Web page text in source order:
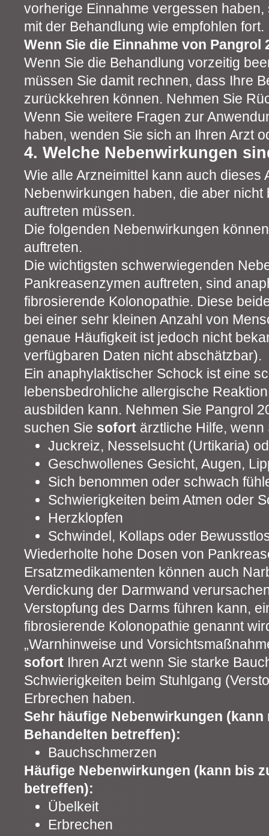
vorherige Einnahme vergessen
mit der Behandlung wie empfohlen fort.
Wenn Sie die Einnahme von Pangrol
Wenn Sie die Behandlung vorzeitig
müssen Sie damit rechnen, dass Ihre
zurückkehren können. Nehmen Sie
Wenn Sie weitere Fragen zur
haben, wenden Sie sich an Ihren Arzt
4. Welche Nebenwirkungen
Wie alle Arzneimittel kann auch dieses
Nebenwirkungen haben, die aber nicht
auftreten müssen.
Die folgenden Nebenwirkungen
auftreten.
Die wichtigsten schwerwiegenden
Pankreasenzymen auftreten, sind
fibrosierende Kolonopathie. Diese
bei einer sehr kleinen Anzahl von
genaue Häufigkeit ist jedoch nicht
verfügbaren Daten nicht abschätzbar).
Ein anaphylaktischer Schock ist eine
lebensbedrohliche allergische
ausbilden kann. Nehmen Sie Pangrol
suchen Sie sofort ärztliche Hilfe,
Juckreiz, Nesselsucht (Urtikaria)
Geschwollenes Gesicht, Augen,
Sich benommen oder schwach
Schwierigkeiten beim Atmen oder
Herzklopfen
Schwindel, Kollaps oder
Wiederholte hohe Dosen von
Ersatzmedikamenten können auch
Verdickung der Darmwand
Verstopfung des Darms führen kann,
fibrosierende Kolonopathie genannt
„Warnhinweise und
sofort Ihren Arzt wenn Sie starke
Schwierigkeiten beim Stuhlgang
Erbrechen haben.
Sehr häufige Nebenwirkungen (kann
Behandelten betreffen):
Bauchschmerzen
Häufige Nebenwirkungen (kann bis
betreffen):
Übelkeit
Erbrechen